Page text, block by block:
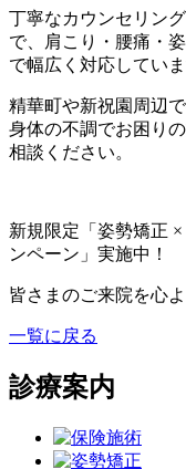
丁寧なカウンセリン
で、肩こり・腰痛・
で幅広く対応していま
精華町や新祝園周辺
身体の不調でお困り
相談ください。
新規限定「姿勢矯正
ンペーン」実施中！
皆さまのご来院を心
一覧に戻る
診療案内